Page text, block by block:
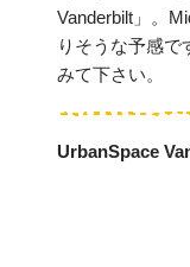
Vanderbilt」。
りそうな予感で
みて下さい。
UrbanSpace